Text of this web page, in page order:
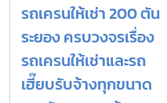
รถเครนให้เช่า 200 ตัน
ระยอง ครบวงจรเรื่อง
รถเครนให้เช่าและรถ
เฮี๊ยบรับจ้างทุกขนาด